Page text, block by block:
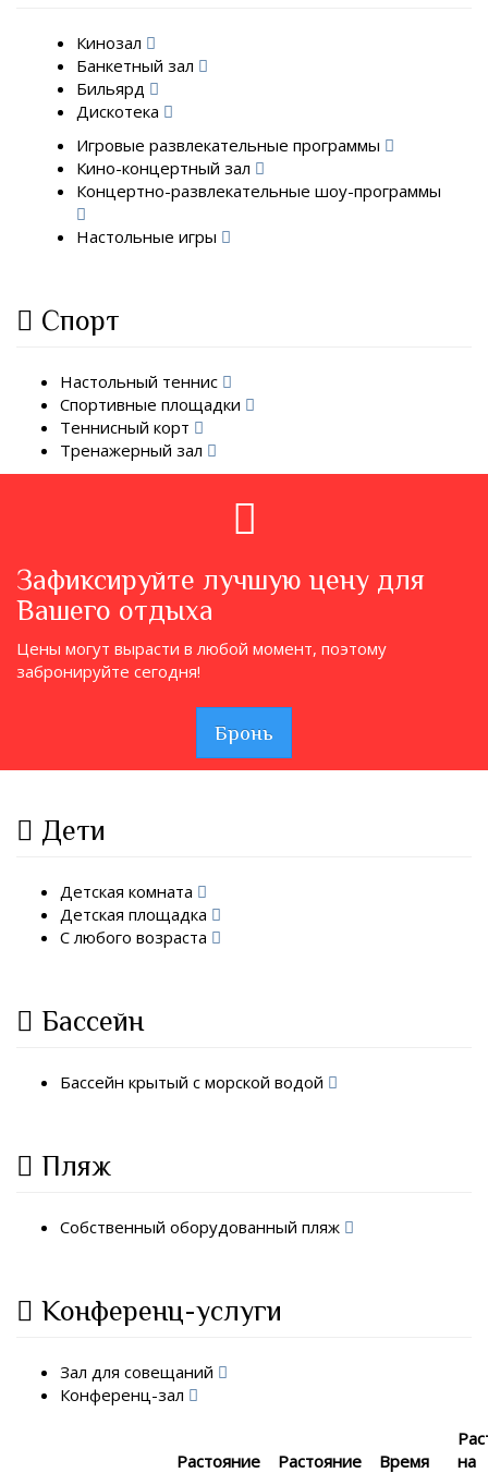
Кинозал
Банкетный зал
Бильярд
Дискотека
Игровые развлекательные программы
Кино-концертный зал
Концертно-развлекательные шоу-программы
Настольные игры
Спорт
Настольный теннис
Спортивные площадки
Теннисный корт
Тренажерный зал
Зафиксируйте лучшую цену для
Вашего отдыха
Цены могут вырасти в любой момент, поэтому
забронируйте сегодня!
Бронь
Дети
Детская комната
Детская площадка
С любого возраста
Бассейн
Бассейн крытый с морской водой
Пляж
Собственный оборудованный пляж
Конференц-услуги
Зал для совещаний
Конференц-зал
Растояние
Растояние
Время
на